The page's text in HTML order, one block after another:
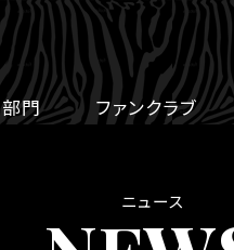
部門 ファンクラブ
ニュース